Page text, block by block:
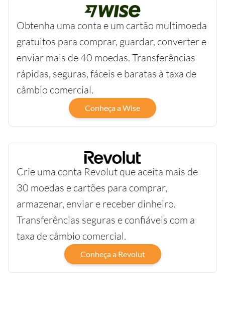
Obtenha uma conta e um cartão multimoeda
gratuitos para comprar, guardar, converter e
enviar mais de 40 moedas. Transferências
rápidas, seguras, fáceis e baratas à taxa de
câmbio comercial.
Conheça a Wise
Crie uma conta Revolut que aceita mais de
30 moedas e cartões para comprar,
armazenar, enviar e receber dinheiro.
Transferências seguras e confiáveis com a
taxa de câmbio comercial.
Conheça a Revolut